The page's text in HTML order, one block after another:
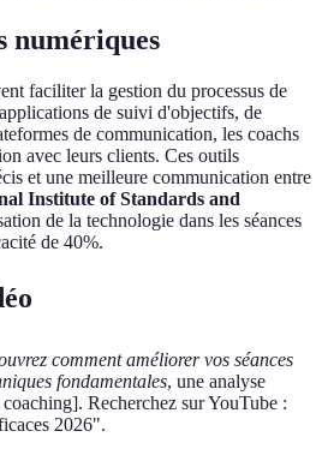
numériques
faciliter la gestion du processus de
de suivi d'objectifs, de
de communication, les coachs
avec leurs clients. Ces outils
et une meilleure communication entre
Institute of Standards and
de la technologie dans les séances
de 40%.
comment améliorer vos séances
fondamentales, une analyse
Recherchez sur YouTube :
2026".